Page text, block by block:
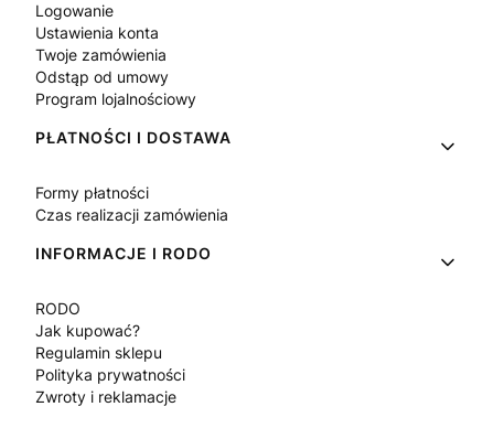
Logowanie
Ustawienia konta
Twoje zamówienia
Odstąp od umowy
Program lojalnościowy
PŁATNOŚCI I DOSTAWA
Formy płatności
Czas realizacji zamówienia
INFORMACJE I RODO
RODO
Jak kupować?
Regulamin sklepu
Polityka prywatności
Zwroty i reklamacje